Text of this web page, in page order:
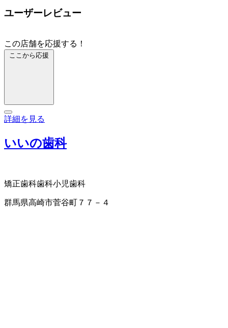
ユーザーレビュー
この店舗を応援する！
ここから応援
詳細を見る
いいの歯科
矯正歯科歯科小児歯科
群馬県高崎市菅谷町７７－４